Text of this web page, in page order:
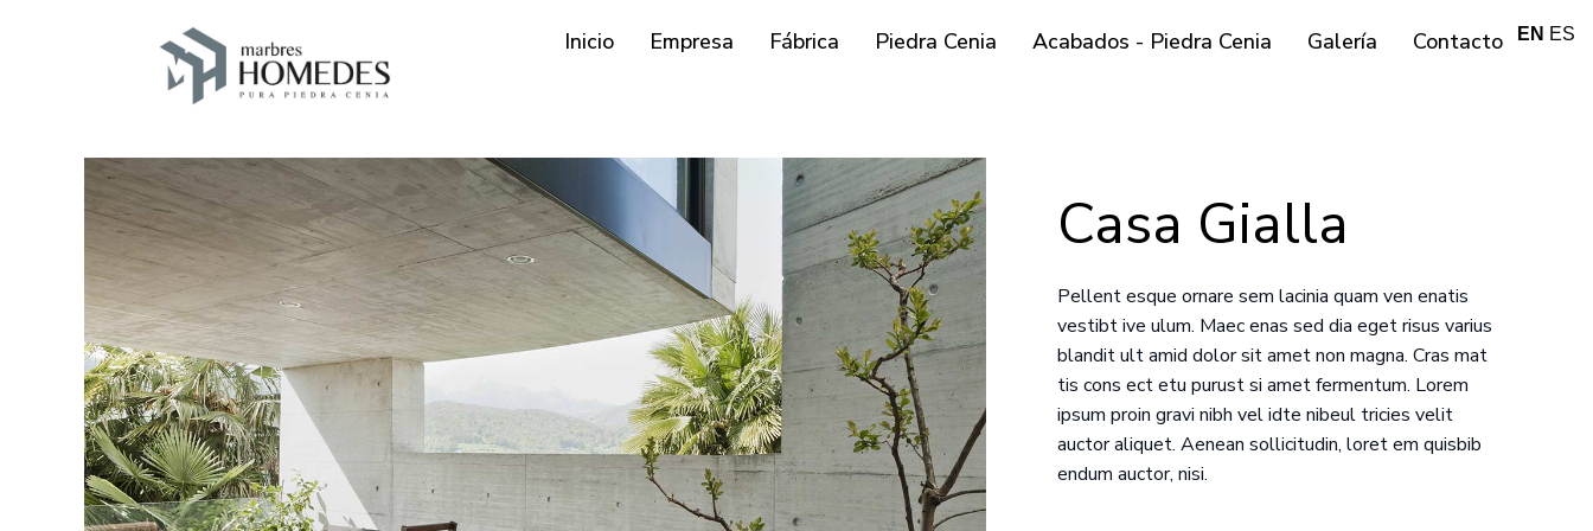
Inicio Empresa Fábrica Piedra Cenia Acabados - Piedra Cenia Galería Contacto
Casa Gialla
Pellent esque ornare sem lacinia quam ven enatis
vestibt ive ulum. Maec enas sed dia eget risus varius
blandit ult amid dolor sit amet non magna. Cras mat
tis cons ect etu purust si amet fermentum. Lorem
ipsum proin gravi nibh vel idte nibeul tricies velit
auctor aliquet. Aenean sollicitudin, loret em quisbib
endum auctor, nisi.
EN ES